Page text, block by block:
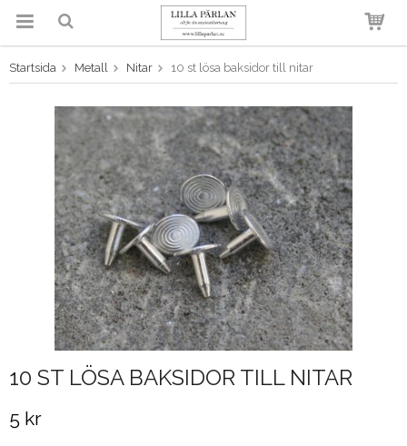
Produkten har blivit tillagd i
varukorgen
Startsida Metall Nitar 10 st lösa baksidor till nitar
10 ST LÖSA BAKSIDOR TILL NITAR
5 kr